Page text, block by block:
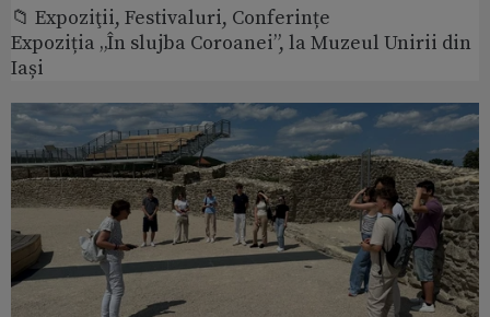
📁 Expoziţii, Festivaluri, Conferințe
Expoziția „În slujba Coroanei”, la Muzeul Unirii din
Iași